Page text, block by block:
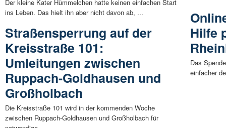
Der kleine Kater Hümmelchen hatte keinen einfachen Start
ins Leben. Das hielt ihn aber nicht davon ab, ...
Straßensperrung auf der
Kreisstraße 101:
Umleitungen zwischen
Ruppach-Goldhausen und
Großholbach
Die Kreisstraße 101 wird in der kommenden Woche
zwischen Ruppach-Goldhausen und Großholbach für
Hilfe
Das
einfacher